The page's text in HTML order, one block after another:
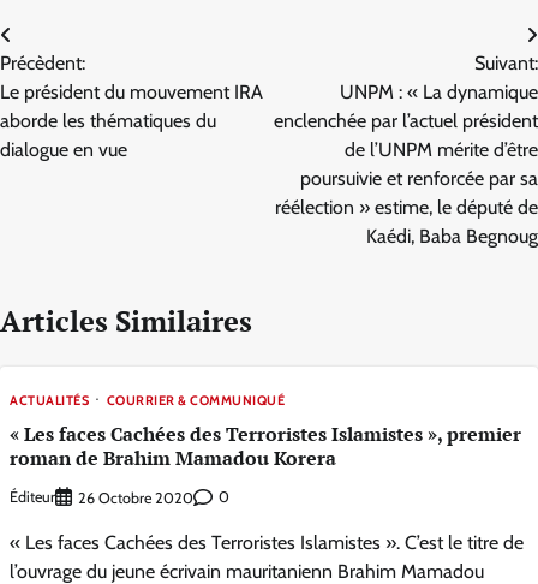
Navigation
de
l’article
Précèdent:
Le président du mouvement IRA
aborde les thématiques du
dialogue en vue
Suivant:
UNPM : « La dynamique
enclenchée par l’actuel président
de l’UNPM mérite d’être
poursuivie et renforcée par sa
réélection » estime, le député de
Kaédi, Baba Begnoug
Articles Similaires
ACTUALITÉS COURRIER & COMMUNIQUÉ
« Les faces Cachées des Terroristes Islamistes », premier
roman de Brahim Mamadou Korera
Éditeur 26 Octobre 2020 0
« Les faces Cachées des Terroristes Islamistes ». C’est le titre de
l’ouvrage du jeune écrivain mauritanienn Brahim Mamadou